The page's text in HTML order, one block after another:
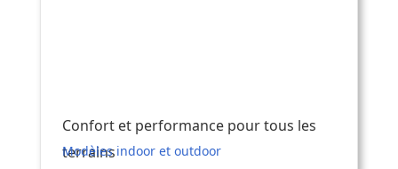
Confort et performance pour tous les
terrains
Modèles indoor et outdoor